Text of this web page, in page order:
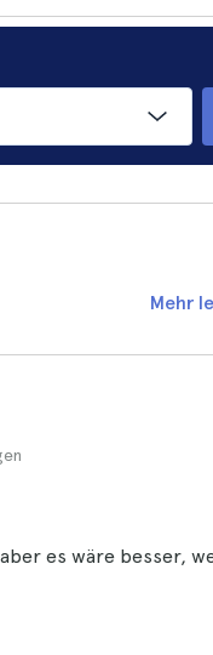
Mehr
es wäre besser,